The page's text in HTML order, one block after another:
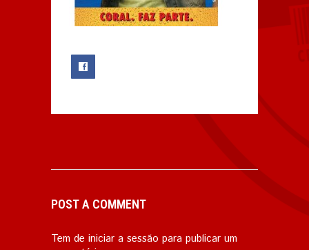
POST A COMMENT
Tem de iniciar a sessão para publicar um